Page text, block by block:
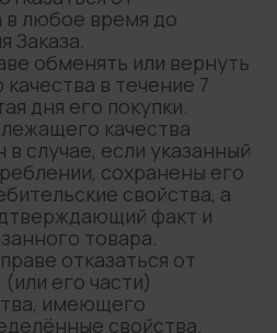
в любое время до
Заказа.
обменять или вернуть
в течение 7
дня его покупки.
качества
случае, если указанный
сохранены его
свойства, а
факт и
товара.
отказаться от
его части)
имеющего
свойства.